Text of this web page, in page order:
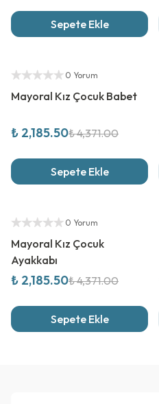
Sepete Ekle
Yetkili Satıcı
0 Yorum
Mayoral Kız Çocuk Babet
₺ 2,185.50₺ 4,371.00
Sepete Ekle
Yetkili Satıcı
0 Yorum
Mayoral Kız Çocuk
Ayakkabı
₺ 2,185.50₺ 4,371.00
Sepete Ekle